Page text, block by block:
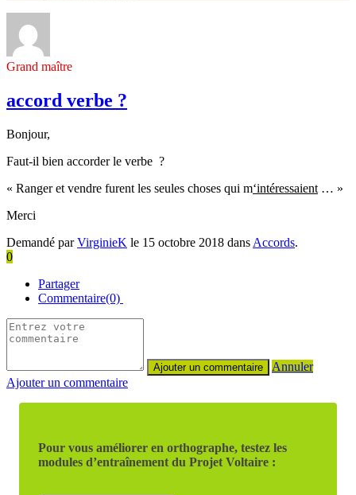
Grand maître
accord verbe ?
Bonjour,
Faut-il bien accorder le verbe ?
« Ranger et vendre furent les seules choses qui m‘intéressaient … »
Merci
Demandé parVirginieK le 15 octobre 2018 dans Accords.
0
Partager
Commentaire(0)
Annuler
Ajouter un commentaire
Pour vous améliorer en orthographe, testez les
modules d’entraînement du Projet Voltaire :